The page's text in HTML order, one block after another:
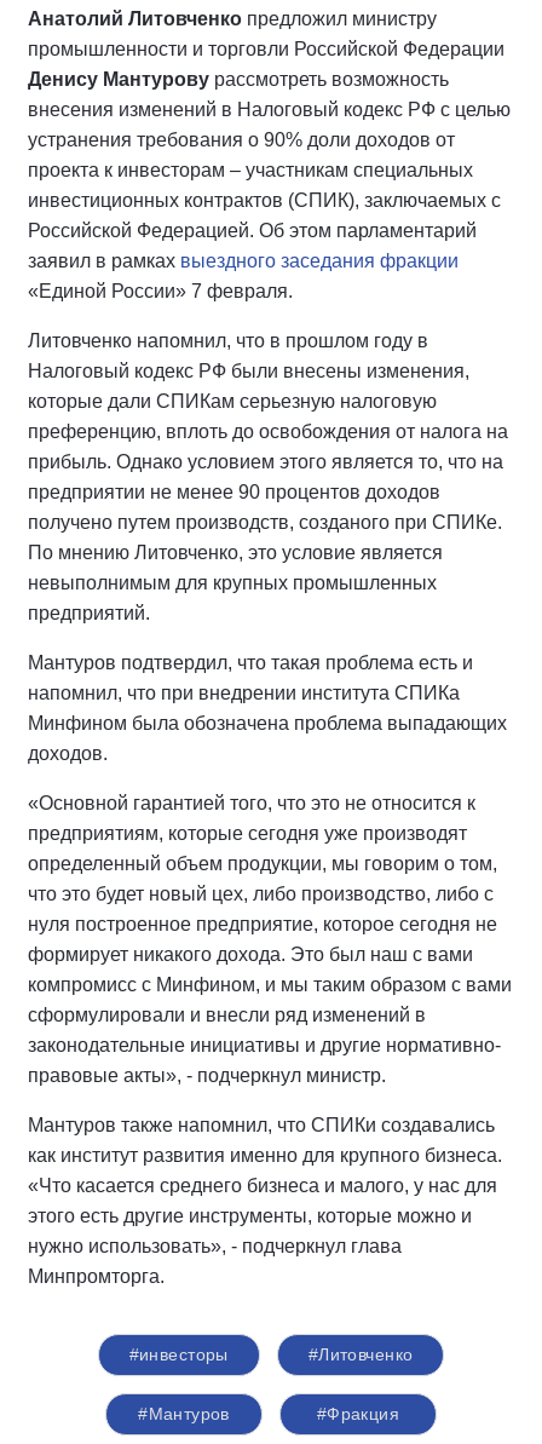
Анатолий Литовченко предложил министру
промышленности и торговли Российской Федерации
Денису Мантурову рассмотреть возможность
внесения изменений в Налоговый кодекс РФ с целью
устранения требования о 90% доли доходов от
проекта к инвесторам – участникам специальных
инвестиционных контрактов (СПИК), заключаемых с
Российской Федерацией. Об этом парламентарий
заявил в рамках выездного заседания фракции
«Единой России» 7 февраля.
Литовченко напомнил, что в прошлом году в
Налоговый кодекс РФ были внесены изменения,
которые дали СПИКам серьезную налоговую
преференцию, вплоть до освобождения от налога на
прибыль. Однако условием этого является то, что на
предприятии не менее 90 процентов доходов
получено путем производств, созданого при СПИКе.
По мнению Литовченко, это условие является
невыполнимым для крупных промышленных
предприятий.
Мантуров подтвердил, что такая проблема есть и
напомнил, что при внедрении института СПИКа
Минфином была обозначена проблема выпадающих
доходов.
«Основной гарантией того, что это не относится к
предприятиям, которые сегодня уже производят
определенный объем продукции, мы говорим о том,
что это будет новый цех, либо производство, либо с
нуля построенное предприятие, которое сегодня не
формирует никакого дохода. Это был наш с вами
компромисс с Минфином, и мы таким образом с вами
сформулировали и внесли ряд изменений в
законодательные инициативы и другие нормативно-
правовые акты», - подчеркнул министр.
Мантуров также напомнил, что СПИКи создавались
как институт развития именно для крупного бизнеса.
«Что касается среднего бизнеса и малого, у нас для
этого есть другие инструменты, которые можно и
нужно использовать», - подчеркнул глава
Минпромторга.
#инвесторы #Литовченко
#Мантуров #Фракция